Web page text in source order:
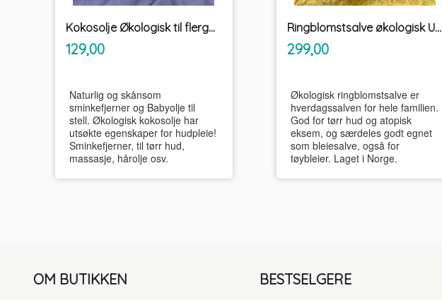
Kokosolje Økologisk til flergangs våtservietter og sminkefjerner Unikum
Pris
129,00mva.
Naturlig og skånsom
sminkefjerner og Babyolje til
stell. Økologisk kokosolje har
utsøkte egenskaper for hudpleie!
Sminkefjerner, til tørr hud,
massasje, hårolje osv.
Ringblomstsalve økologisk Unikum
Pris
299,00inkl.
mva.
Økologisk ringblomstsalve er
hverdagssalven for hele familien.
God for tørr hud og atopisk
eksem, og særdeles godt egnet
som bleiesalve, også for
tøybleier. Laget i Norge.
OM BUTIKKEN BESTSELGERE